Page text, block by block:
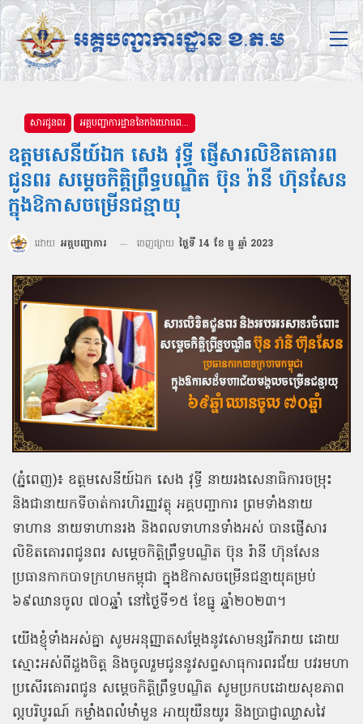
សារជូនពរ អគ្គបញ្ជាការដ្ឋាននៃកងយោធពលខេមរភូមិន្ទ
ឧត្តមសេនីយ៍ឯក សេង វុទ្ធី ផ្ញើសារលិខិតគោរព
ជូនពរ សម្តេចកិត្តិព្រឹទ្ធបណ្ឌិត ប៊ុន រ៉ានី ហ៊ុនសែន
ក្នុងឱកាសចម្រើនជន្មាយុ
ដោយ អគ្គបញ្ជាការ ចេញផ្សាយ ថ្ងៃទី 14 ខែ ធ្នូ ឆ្នាំ 2023
(ភ្នំពេញ)៖ ឧត្តមសេនីយ៍ឯក សេង វុទ្ធី នាយរងសេនាធិការចម្រុះ
និងជានាយកទីចាត់ការហិរញ្ញវត្ថុ អគ្គបញ្ជាការ ព្រមទាំងនាយ
ទាហាន នាយទាហានរង និងពលទាហានទាំងអស់ បានផ្ញើសារ
លិខិតគោរពជូនពរ សម្តេចកិត្តិព្រឹទ្ធបណ្ឌិត ប៊ុន រ៉ានី ហ៊ុនសែន
ប្រធានកាកបាទក្រហមកម្ពុជា ក្នុងឱកាសចម្រើនជន្មាយុគម្រប់
៦៩ឈានចូល ៧០ឆ្នាំ នៅថ្ងៃទី១៥ ខែធ្នូ ឆ្នាំ២០២៣។
យើងខ្ញុំទាំងអស់គ្នា សូមអនុញ្ញាតសម្តែងនូវសោមន្សរីករាយ ដោយ
ស្មោះអស់ពីដួងចិត្ត និងចូលរួមជូននូវសព្ទសាធុការពរជ័យ បវរមហា
ប្រសើរគោរពជូន សម្តេចកិត្តិព្រឹទ្ធបណ្ឌិត សូមប្រកបដោយសុខភាព
ល្អបរិបូរណ៍ កម្លាំងពលំមាំមួន អាយុយឺនយូរ និងប្រាជ្ញាឈ្លាសវៃ